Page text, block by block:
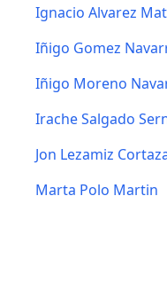
Ignacio Alvarez
Iñigo Gomez
Iñigo Moreno
Irache Salgado
Jon Lezamiz
Marta Polo Martin